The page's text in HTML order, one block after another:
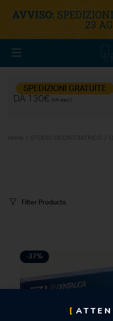
AVVISO:
23
SPEDIZIONI GRATUITE
DA 130€
(IVA escl.)
Home STUDIO ODONTOIATRICO
Filter Products
-37%